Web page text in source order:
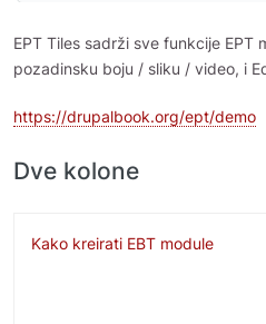
EPT Tiles sadrži sve funkcije EPT
pozadinsku boju / sliku / video, i
https://drupalbook.org/ept/demo
Dve kolone
Kako kreirati EBT module